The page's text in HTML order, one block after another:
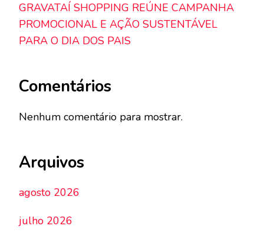
GRAVATAÍ SHOPPING REÚNE CAMPANHA
PROMOCIONAL E AÇÃO SUSTENTÁVEL
PARA O DIA DOS PAIS
Comentários
Nenhum comentário para mostrar.
Arquivos
agosto 2026
julho 2026